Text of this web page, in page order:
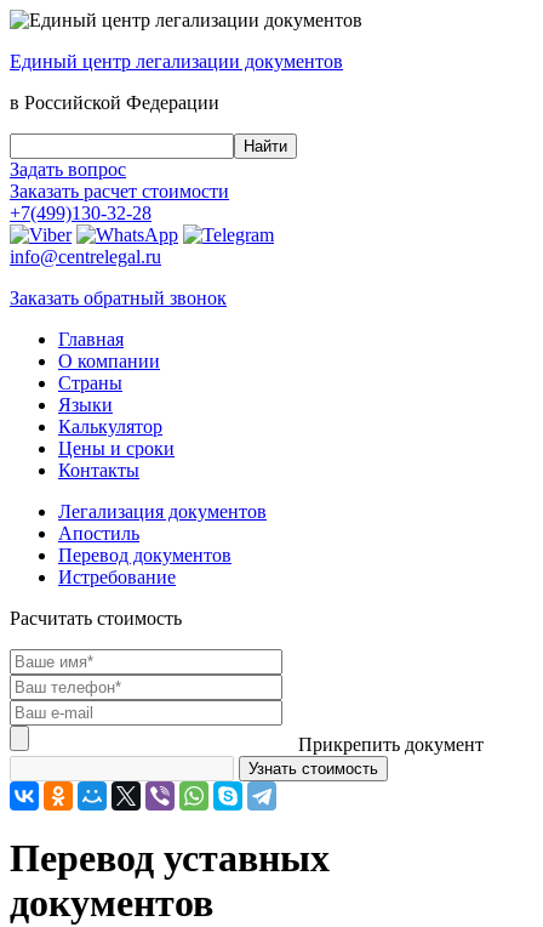
Единый центр легализации документов
в Российской Федерации
Задать вопрос
Заказать расчет стоимости
+7(499)130-32-28
info@centrelegal.ru
Заказать обратный звонок
Главная
О компании
Страны
Языки
Калькулятор
Цены и сроки
Контакты
Легализация документов
Апостиль
Перевод документов
Истребование
Расчитать стоимость
Прикрепить документ
Перевод уставных
документов